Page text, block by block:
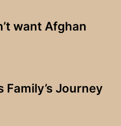
want Afghan
Family’s Journey